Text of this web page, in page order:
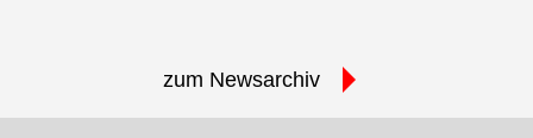
zum Newsarchiv
JU-JUTSU-SHOP